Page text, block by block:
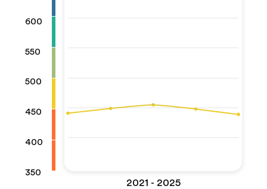
600
550
500
450
400
350
2021 - 2025